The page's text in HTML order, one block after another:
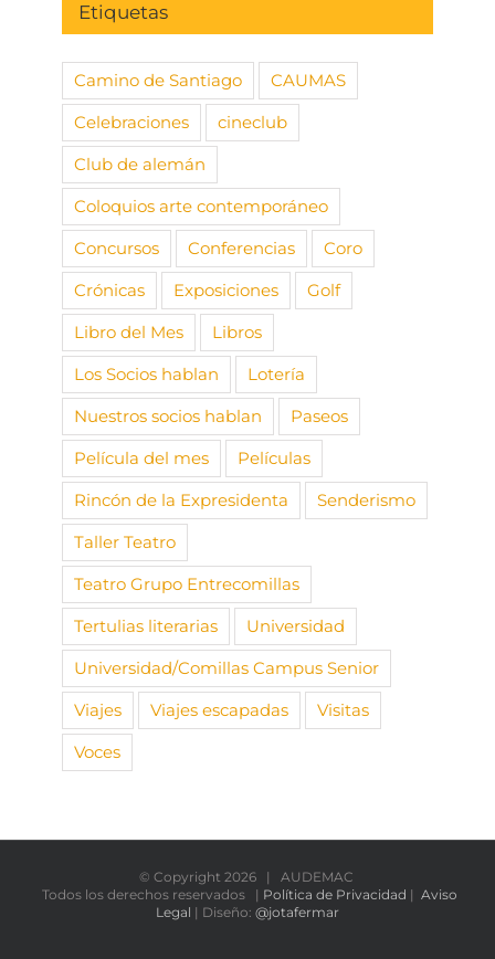
Etiquetas
Camino de Santiago
CAUMAS
Celebraciones
cineclub
Club de alemán
Coloquios arte contemporáneo
Concursos
Conferencias
Coro
Crónicas
Exposiciones
Golf
Libro del Mes
Libros
Los Socios hablan
Lotería
Nuestros socios hablan
Paseos
Película del mes
Películas
Rincón de la Expresidenta
Senderismo
Taller Teatro
Teatro Grupo Entrecomillas
Tertulias literarias
Universidad
Universidad/Comillas Campus Senior
Viajes
Viajes escapadas
Visitas
Voces
© Copyright 2026 | AUDEMAC
Todos los derechos reservados | Política de Privacidad | Aviso
Legal | Diseño: @jotafermar